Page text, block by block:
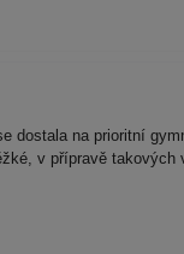
dostala na prioritní
v přípravě